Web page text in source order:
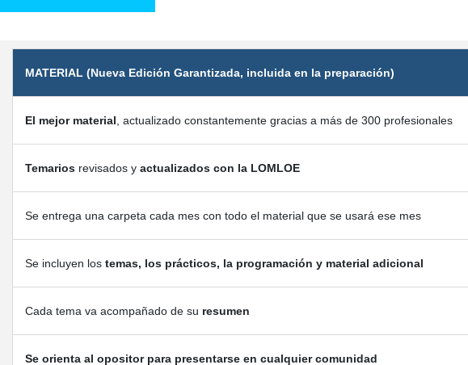
MATERIAL (Nueva Edición Garantizada, incluida en la preparación)
El mejor material , actualizado constantemente gracias a más de 300 profesionales
Temarios revisados y actualizados con la LOMLOE
Se entrega una carpeta cada mes con todo el material que se usará ese mes
Se incluyen los temas, los prácticos, la programación y material adicional
Cada tema va acompañado de su resumen
Se orienta al opositor para presentarse en cualquier comunidad